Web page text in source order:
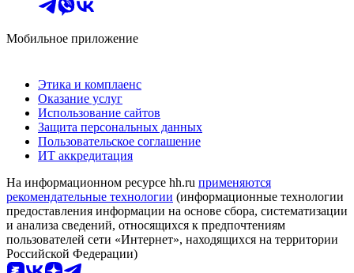
Мобильное приложение
Этика и комплаенс
Оказание услуг
Использование сайтов
Защита персональных данных
Пользовательское соглашение
ИТ аккредитация
На информационном ресурсе hh.ru применяются
рекомендательные технологии (информационные технологии
предоставления информации на основе сбора, систематизации
и анализа сведений, относящихся к предпочтениям
пользователей сети «Интернет», находящихся на территории
Российской Федерации)